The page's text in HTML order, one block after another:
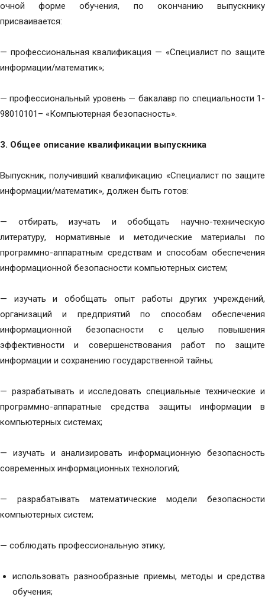
очной форме обучения, по окончанию выпускнику
присваивается:
— профессиональная квалификация — «Специалист по защите
информации/математик»;
— профессиональный уровень — бакалавр по специальности 1-
98010101– «Компьютерная безопасность».
3. Общее описание квалификации выпускника
Выпускник, получивший квалификацию «Специалист по защите
информации/математик», должен быть готов:
— отбирать, изучать и обобщать научно-техническую
литературу, нормативные и методические материалы по
программно-аппаратным средствам и способам обеспечения
информационной безопасности компьютерных систем;
— изучать и обобщать опыт работы других учреждений,
организаций и предприятий по способам обеспечения
информационной безопасности с целью повышения
эффективности и совершенствования работ по защите
информации и сохранению государственной тайны;
— разрабатывать и исследовать специальные технические и
программно-аппаратные средства защиты информации в
компьютерных системах;
— изучать и анализировать информационную безопасность
современных информационных технологий;
— разрабатывать математические модели безопасности
компьютерных систем;
— соблюдать профессиональную этику;
использовать разнообразные приемы, методы и средства
обучения;